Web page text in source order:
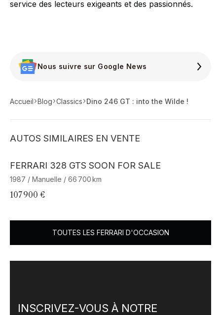
service des lecteurs exigeants et des passionnés.
Nous suivre sur Google News
Accueil Blog Classics Dino 246 GT : into the Wilde !
AUTOS SIMILAIRES EN VENTE
Barnes Exclusive
FERRARI 328 GTS SOON FOR SALE
1987 / Manuelle / 66 700 km
107 900 €
TOUTES LES FERRARI D'OCCASION
INSCRIVEZ-VOUS À NOTRE